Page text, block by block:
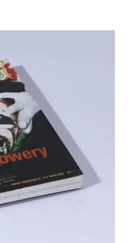
fête et apres